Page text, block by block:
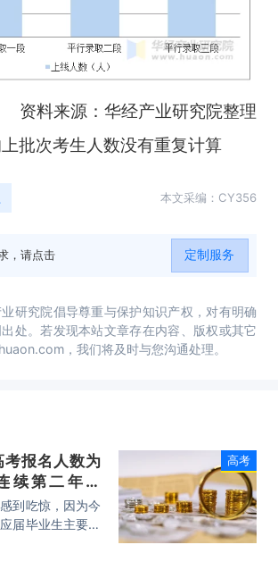
资料来源：华经产业研究院整理
批次考生人数没有重复计算
本文采编：CY356
，请点击 定制服务
研究院倡导尊重与保护知识产权，对有明确
处。若发现本站文章存在内容、版权或其它
，我们将及时与您沟通处理。
报名人数为
续第二年减
到吃惊，因为今
届毕业生主要出
奥运宝宝”赶上
高考